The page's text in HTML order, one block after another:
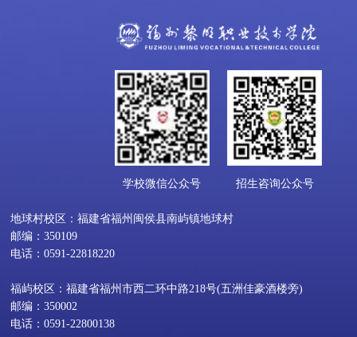
学校微信公众号 招生咨询公众号
地球村校区：福建省福州闽侯县南屿镇地球村
邮编：350109
电话：0591-22818220
福屿校区：福建省福州市西二环中路218号(五洲佳豪酒楼旁)
邮编：350002
电话：0591-22800138